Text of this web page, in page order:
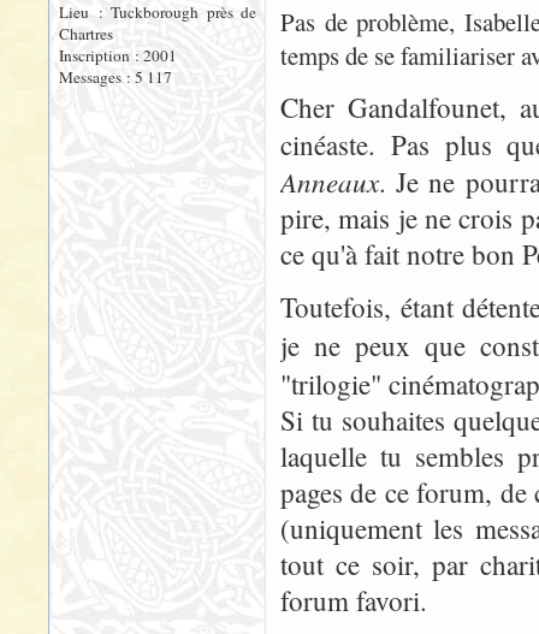
Lieu : Tuckborough près de
Chartres
Inscription : 2001
Messages : 5 117
Pas de problème,
temps de se familiariser
Cher Gandalfounet,
cinéaste. Pas plus
Anneaux. Je ne
pire, mais je ne crois
ce qu'à fait notre bon
Toutefois, étant
je ne peux que
"trilogie"
Si tu souhaites
laquelle tu sembles
pages de ce forum,
(uniquement les
tout ce soir, par
forum favori.